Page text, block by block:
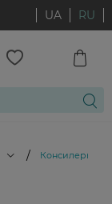
UA RU
/ Консилеры